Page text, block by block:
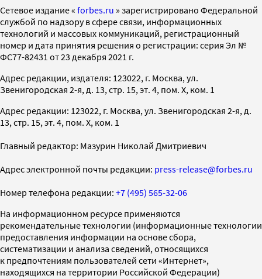
Cетевое издание « forbes.ru » зарегистрировано Федеральной
службой по надзору в сфере связи, информационных
технологий и массовых коммуникаций, регистрационный
номер и дата принятия решения о регистрации: серия Эл №
ФС77-82431 от 23 декабря 2021 г.
Адрес редакции, издателя: 123022, г. Москва, ул.
Звенигородская 2-я, д. 13, стр. 15, эт. 4, пом. X, ком. 1
Адрес редакции: 123022, г. Москва, ул. Звенигородская 2-я, д.
13, стр. 15, эт. 4, пом. X, ком. 1
Главный редактор: Мазурин Николай Дмитриевич
Адрес электронной почты редакции: press-release@forbes.ru
Номер телефона редакции: +7 (495) 565-32-06
На информационном ресурсе применяются
рекомендательные технологии (информационные технологии
предоставления информации на основе сбора,
систематизации и анализа сведений, относящихся
к предпочтениям пользователей сети «Интернет»,
находящихся на территории Российской Федерации)